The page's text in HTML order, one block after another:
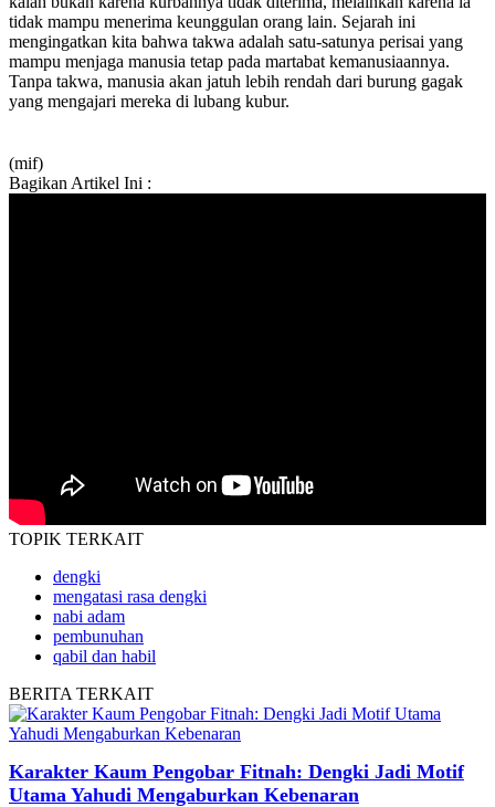
tidak mampu menerima keunggulan orang lain. Sejarah ini
mengingatkan kita bahwa takwa adalah satu-satunya perisai yang
mampu menjaga manusia tetap pada martabat kemanusiaannya.
Tanpa takwa, manusia akan jatuh lebih rendah dari burung gagak
yang mengajari mereka di lubang kubur.
(mif)
Bagikan Artikel Ini :
TOPIK TERKAIT
dengki
mengatasi rasa dengki
nabi adam
pembunuhan
qabil dan habil
BERITA TERKAIT
Karakter Kaum Pengobar Fitnah: Dengki Jadi Motif
Utama Yahudi Mengaburkan Kebenaran